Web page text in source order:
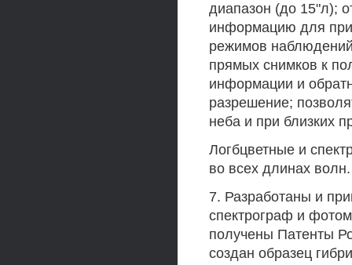
диапазон (до 15"л);
информацию для
режимов
прямых снимков к
информации и
разрешение;
неба и при близких
Логбцветные и
во всех длинах
7. Разработаны и
спектрограф и
получены Патенты
создан образец